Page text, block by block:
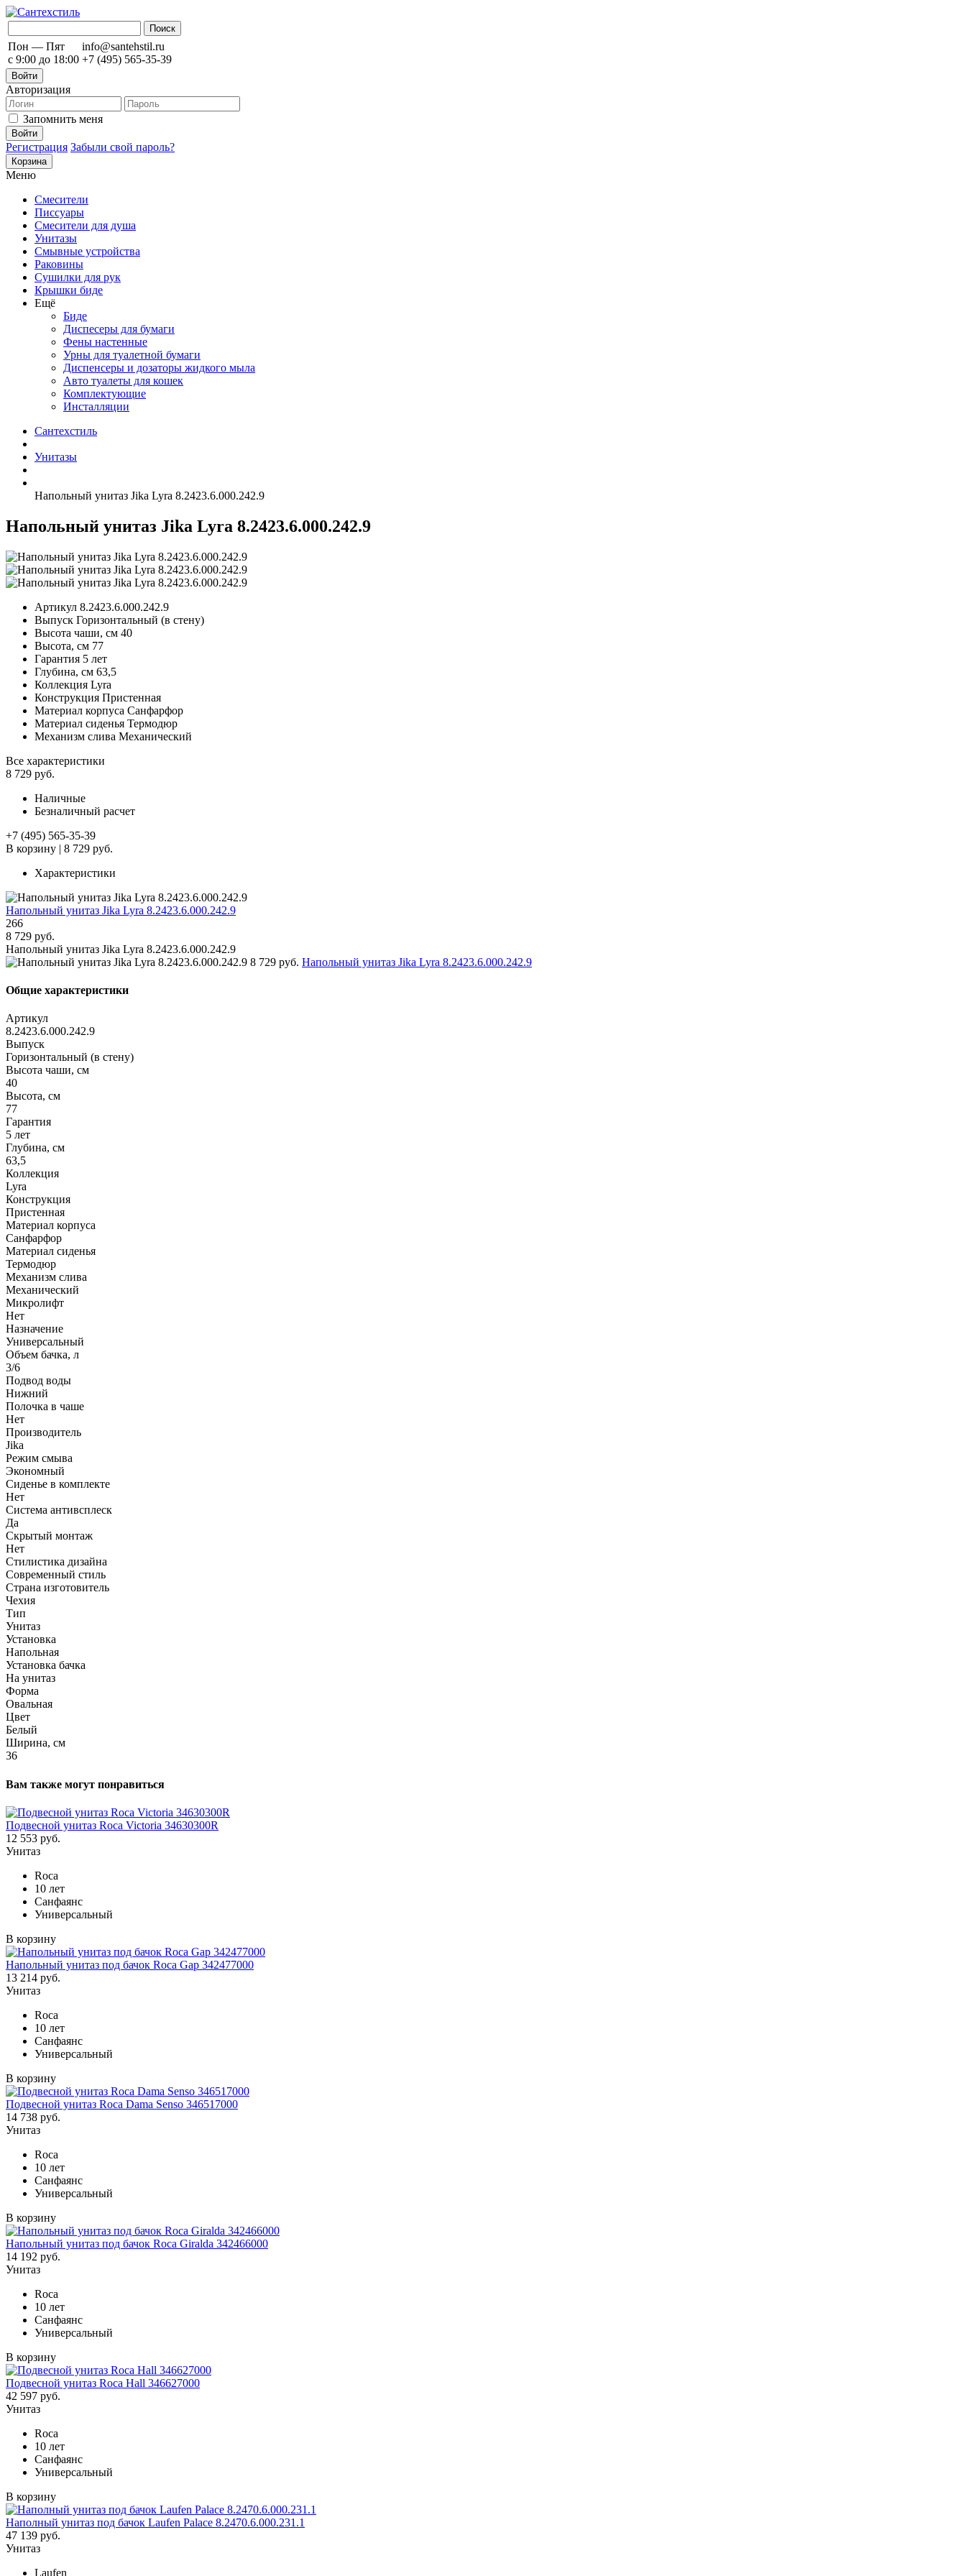
Пон — Пят
с 9:00 до 18:00
info@santehstil.ru
+7 (495) 565-35-39
Войти
Авторизация
Запомнить меня
Регистрация Забыли свой пароль?
Корзина
Меню
Смесители
Писсуары
Смесители для душа
Унитазы
Смывные устройства
Раковины
Сушилки для рук
Крышки биде
Ещё
Биде
Диспесеры для бумаги
Фены настенные
Урны для туалетной бумаги
Диспенсеры и дозаторы жидкого мыла
Авто туалеты для кошек
Комплектующие
Инсталляции
Сантехстиль
Унитазы
Напольный унитаз Jika Lyra 8.2423.6.000.242.9
Напольный унитаз Jika Lyra 8.2423.6.000.242.9
Артикул 8.2423.6.000.242.9
Выпуск Горизонтальный (в стену)
Высота чаши, см 40
Высота, см 77
Гарантия 5 лет
Глубина, см 63,5
Коллекция Lyra
Конструкция Пристенная
Материал корпуса Санфарфор
Материал сиденья Термодюр
Механизм слива Механический
Все характеристики
8 729 руб.
Наличные
Безналичный расчет
+7 (495) 565-35-39
В корзину | 8 729 руб.
Характеристики
Напольный унитаз Jika Lyra 8.2423.6.000.242.9
266
8 729 руб.
Напольный унитаз Jika Lyra 8.2423.6.000.242.9
8 729 руб. Напольный унитаз Jika Lyra 8.2423.6.000.242.9
Общие характеристики
Артикул
8.2423.6.000.242.9
Выпуск
Горизонтальный (в стену)
Высота чаши, см
40
Высота, см
77
Гарантия
5 лет
Глубина, см
63,5
Коллекция
Lyra
Конструкция
Пристенная
Материал корпуса
Санфарфор
Материал сиденья
Термодюр
Механизм слива
Механический
Микролифт
Нет
Назначение
Универсальный
Объем бачка, л
3/6
Подвод воды
Нижний
Полочка в чаше
Нет
Производитель
Jika
Режим смыва
Экономный
Сиденье в комплекте
Нет
Система антивсплеск
Да
Скрытый монтаж
Нет
Стилистика дизайна
Современный стиль
Страна изготовитель
Чехия
Тип
Унитаз
Установка
Напольная
Установка бачка
На унитаз
Форма
Овальная
Цвет
Белый
Ширина, см
36
Вам также могут понравиться
Подвесной унитаз Roca Victoria 34630300R
12 553 руб.
Унитаз
Roca
10 лет
Санфаянс
Универсальный
В корзину
Напольный унитаз под бачок Roca Gap 342477000
13 214 руб.
Унитаз
Roca
10 лет
Санфаянс
Универсальный
В корзину
Подвесной унитаз Roca Dama Senso 346517000
14 738 руб.
Унитаз
Roca
10 лет
Санфаянс
Универсальный
В корзину
Напольный унитаз под бачок Roca Giralda 342466000
14 192 руб.
Унитаз
Roca
10 лет
Санфаянс
Универсальный
В корзину
Подвесной унитаз Roca Hall 346627000
42 597 руб.
Унитаз
Roca
10 лет
Санфаянс
Универсальный
В корзину
Наполный унитаз под бачок Laufen Palace 8.2470.6.000.231.1
47 139 руб.
Унитаз
Laufen